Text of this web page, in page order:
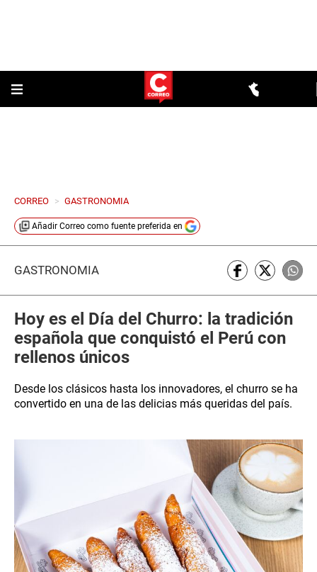
CORREO > GASTRONOMIA
Añadir Correo como fuente preferida en
GASTRONOMÍA
Hoy es el Día del Churro: la tradición
española que conquistó el Perú con
rellenos únicos
Desde los clásicos hasta los innovadores, el churro se ha
convertido en una de las delicias más queridas del país.